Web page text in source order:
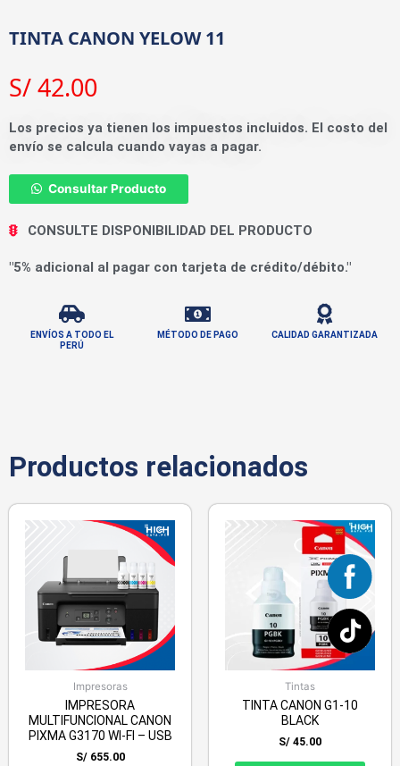
TINTA CANON YELOW 11
S/42.00
Los precios ya tienen los impuestos incluidos. El costo del
envío se calcula cuando vayas a pagar.
Consultar Producto
CONSULTE DISPONIBILIDAD DEL PRODUCTO
"5% adicional al pagar con tarjeta de crédito/débito."
ENVÍOS A TODO EL
PERÚ
MÉTODO DE PAGO CALIDAD GARANTIZADA
Productos relacionados
Impresoras
IMPRESORA
MULTIFUNCIONAL CANON
PIXMA G3170 WI-FI – USB
S/655.00
Tintas
TINTA CANON G1-10
BLACK
S/ 45.00